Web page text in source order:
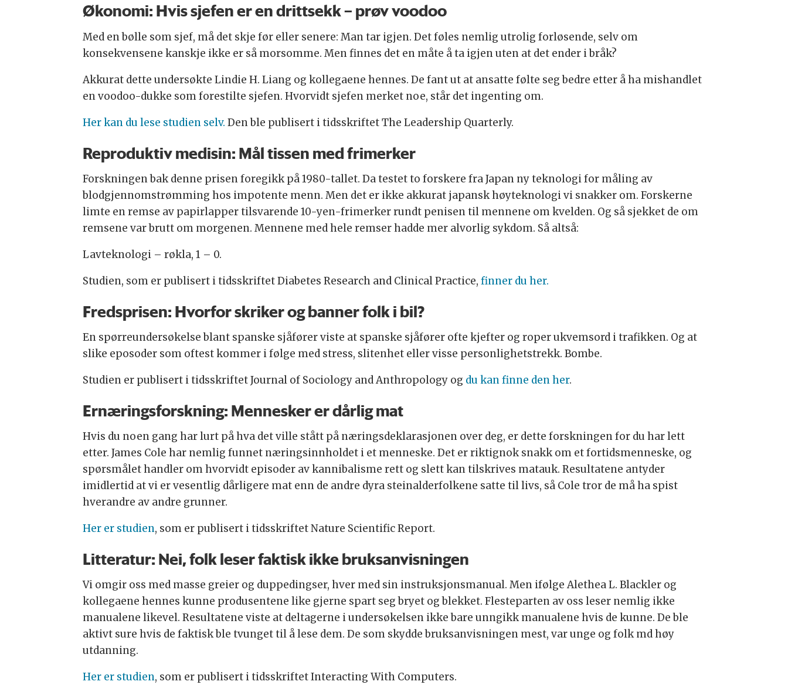
Økonomi: Hvis sjefen er en drittsekk – prøv voodoo
Med en bølle som sjef, må det skje før eller senere: Man tar igjen. Det føles nemlig utrolig forløsende, selv om
konsekvensene kanskje ikke er så morsomme. Men finnes det en måte å ta igjen uten at det ender i bråk?
Akkurat dette undersøkte Lindie H. Liang og kollegaene hennes. De fant ut at ansatte følte seg bedre etter å ha mishandlet
en voodoo-dukke som forestilte sjefen. Hvorvidt sjefen merket noe, står det ingenting om.
Her kan du lese studien selv. Den ble publisert i tidsskriftet The Leadership Quarterly.
Reproduktiv medisin: Mål tissen med frimerker
Forskningen bak denne prisen foregikk på 1980-tallet. Da testet to forskere fra Japan ny teknologi for måling av
blodgjennomstrømming hos impotente menn. Men det er ikke akkurat japansk høyteknologi vi snakker om. Forskerne
limte en remse av papirlapper tilsvarende 10-yen-frimerker rundt penisen til mennene om kvelden. Og så sjekket de om
remsene var brutt om morgenen. Mennene med hele remser hadde mer alvorlig sykdom. Så altså:
Lavteknologi – røkla, 1 – 0.
Studien, som er publisert i tidsskriftet Diabetes Research and Clinical Practice, finner du her.
Fredsprisen: Hvorfor skriker og banner folk i bil?
En spørreundersøkelse blant spanske sjåfører viste at spanske sjåfører ofte kjefter og roper ukvemsord i trafikken. Og at
slike eposoder som oftest kommer i følge med stress, slitenhet eller visse personlighetstrekk. Bombe.
Studien er publisert i tidsskriftet Journal of Sociology and Anthropology og du kan finne den her.
Ernæringsforskning: Mennesker er dårlig mat
Hvis du noen gang har lurt på hva det ville stått på næringsdeklarasjonen over deg, er dette forskningen for du har lett
etter. James Cole har nemlig funnet næringsinnholdet i et menneske. Det er riktignok snakk om et fortidsmenneske, og
spørsmålet handler om hvorvidt episoder av kannibalisme rett og slett kan tilskrives matauk. Resultatene antyder
imidlertid at vi er vesentlig dårligere mat enn de andre dyra steinalderfolkene satte til livs, så Cole tror de må ha spist
hverandre av andre grunner.
Her er studien, som er publisert i tidsskriftet Nature Scientific Report.
Litteratur: Nei, folk leser faktisk ikke bruksanvisningen
Vi omgir oss med masse greier og duppedingser, hver med sin instruksjonsmanual. Men ifølge Alethea L. Blackler og
kollegaene hennes kunne produsentene like gjerne spart seg bryet og blekket. Flesteparten av oss leser nemlig ikke
manualene likevel. Resultatene viste at deltagerne i undersøkelsen ikke bare unngikk manualene hvis de kunne. De ble
aktivt sure hvis de faktisk ble tvunget til å lese dem. De som skydde bruksanvisningen mest, var unge og folk md høy
utdanning.
Her er studien, som er publisert i tidsskriftet Interacting With Computers.